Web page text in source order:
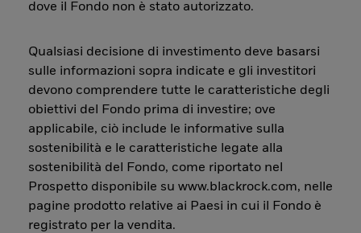
dove il Fondo non è stato autorizzato.
Qualsiasi decisione di investimento deve basarsi
sulle informazioni sopra indicate e gli investitori
devono comprendere tutte le caratteristiche degli
obiettivi del Fondo prima di investire; ove
applicabile, ciò include le informative sulla
sostenibilità e le caratteristiche legate alla
sostenibilità del Fondo, come riportato nel
Prospetto disponibile su www.blackrock.com, nelle
pagine prodotto relative ai Paesi in cui il Fondo è
registrato per la vendita.